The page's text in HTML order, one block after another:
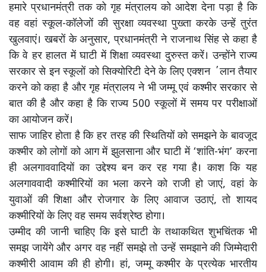
हमारे प्रधानमंत्री तक को गृह मंत्रालय को आदेश देना पड़ा है कि
वह वहां स्कूल-कॉलेजों की सुरक्षा व्यवस्था पुख्ता करके उन्हें तुरंत
खुलवाएं। खबरों के अनुसार, प्रधानमंत्री ने राजनाथ सिंह से कहा है
कि वे हर हालत में घाटी में शिक्षा व्यवस्था दुरुस्त करें। उन्होंने राज्य
सरकार से इन स्कूलों को सिक्योरिटी देने के लिए एक्शन ΄लान तैयार
करने को कहा है और गृह मंत्रालय ने भी जम्मू एवं कश्मीर सरकार से
बात की है और कहा है कि राज्य 500 स्कूलों में समय पर परीक्षाओं
का आयोजन करें।
साफ जाहिर होता है कि हर तरह की स्थितियों को समझने के बावजूद
कश्मीर को लोगों को आग में झुलसाना और घाटी में ‘शांति-भंग’ करना
ही अलगाववादियों का उद्देश्य बन कर रह गया है। काश कि यह
अलगाववादी कश्मीरियों का भला करने को राजी हो जाएं, वहां के
युवाओं की शिक्षा और रोजगार के लिए आवाज उठाएं, तो शायद
कश्मीरियों के लिए वह समय सर्वश्रेष्ठ होगा।
उम्मीद की जानी चाहिए कि इसे घाटी के तथाकथित शुभचिंतक भी
समझ जायेंगे और अगर वह नहीं समझे तो उन्हें समझाने की जिम्मेदारी
कश्मीरी आवाम की ही होगी। हां, जम्मू कश्मीर के प्रत्येक भारतीय